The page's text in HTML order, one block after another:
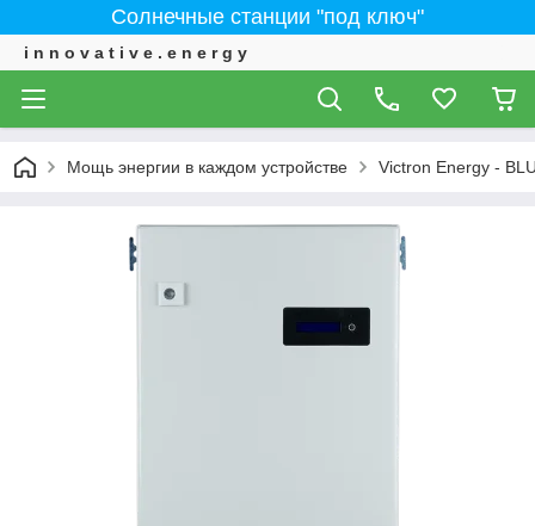
Солнечные станции "под ключ"
i n n o v a t i v e . e n e r g y
Мощь энергии в каждом устройстве Victron Energy -